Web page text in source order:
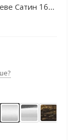
Сатин 16...
сталь
Сатин ХромЧорне